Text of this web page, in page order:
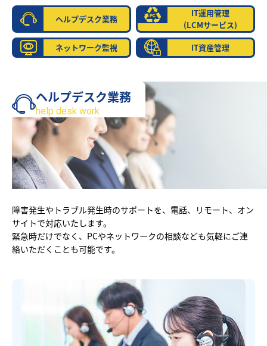
ヘルプデスク業務
IT運用管理
(LCMサービス)
ネットワーク監視
IT資産管理
ヘルプデスク業務
help desk work
障害発生やトラブル発生時のサポートを、電話、リモート、オン
サイトで対応いたします。
緊急時だけでなく、PCやネットワークの相談なども気軽にご連
絡いただくことも可能です。